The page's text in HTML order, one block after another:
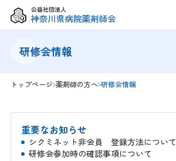
本会について
本会について TOP
月例のお知らせ
寄付のお願い
発行雑誌
薬剤師の方へ TOP
一般・学生の方へ
研修会情報
トップページ 薬剤師の方へ 研修会情報
重要なお知らせ
シクミネット非会員 登録方法について
研修会参加時の確認事項について